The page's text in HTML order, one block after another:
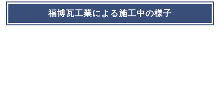
福博瓦工業による施工中の様子